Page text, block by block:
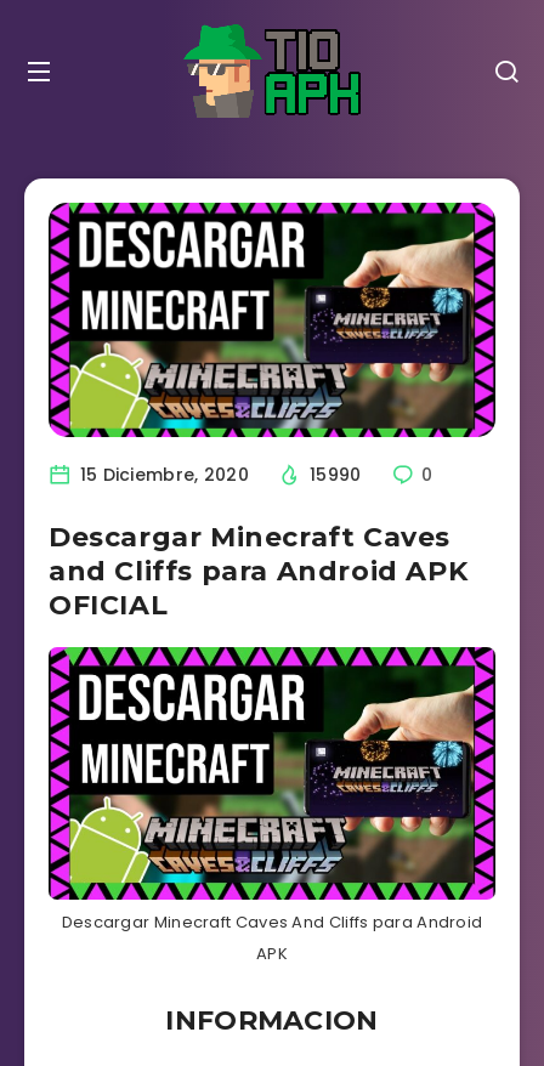
15 Diciembre, 2020 15990 0
Descargar Minecraft Caves
and Cliffs para Android APK
OFICIAL
Descargar Minecraft Caves And Cliffs para Android
APK
INFORMACION